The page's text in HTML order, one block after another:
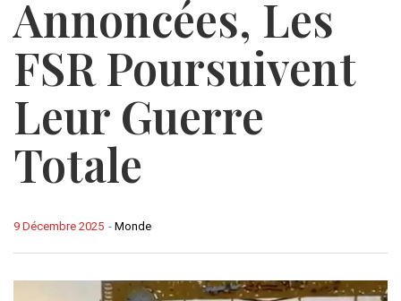
Annoncées, Les
FSR Poursuivent
Leur Guerre
Totale
- Monde
9 Décembre 2025